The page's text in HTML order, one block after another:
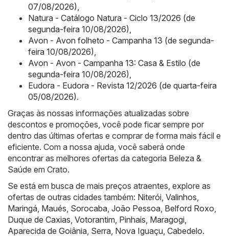
07/08/2026),
Natura - Catálogo Natura - Ciclo 13/2026 (de
segunda-feira 10/08/2026),
Avon - Avon folheto - Campanha 13 (de segunda-
feira 10/08/2026),
Avon - Avon - Campanha 13: Casa & Estilo (de
segunda-feira 10/08/2026),
Eudora - Eudora - Revista 12/2026 (de quarta-feira
05/08/2026).
Graças às nossas informações atualizadas sobre
descontos e promoções, você pode ficar sempre por
dentro das últimas ofertas e comprar de forma mais fácil e
eficiente. Com a nossa ajuda, você saberá onde
encontrar as melhores ofertas da categoria Beleza &
Saúde em Crato.
Se está em busca de mais preços atraentes, explore as
ofertas de outras cidades também: Niterói, Valinhos,
Maringá, Maués, Sorocaba, João Pessoa, Belford Roxo,
Duque de Caxias, Votorantim, Pinhais, Maragogi,
Aparecida de Goiânia, Serra, Nova Iguaçu, Cabedelo.